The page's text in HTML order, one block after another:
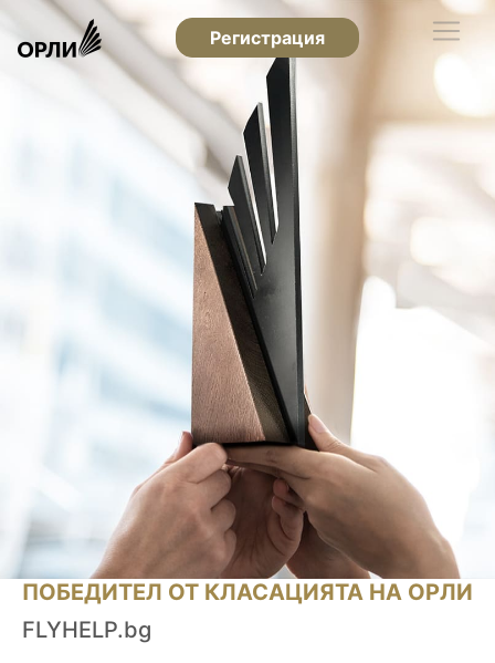
Регистрация
ПОБЕДИТЕЛ ОТ КЛАСАЦИЯТА НА ОРЛИ
FLYHELP.bg